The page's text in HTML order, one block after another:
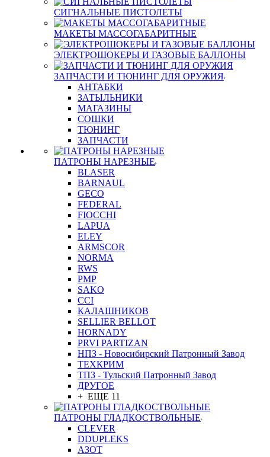
СИГНАЛЬНЫЕ ПИСТОЛЕТЫ
МАКЕТЫ МАССОГАБАРИТНЫЕ
ЭЛЕКТРОШОКЕРЫ И ГАЗОВЫЕ БАЛЛОНЫ
ЗАПЧАСТИ И ТЮНИНГ ДЛЯ ОРУЖИЯ
АНТАБКИ
ЗАТЫЛЬНИКИ
МАГАЗИНЫ
СОШКИ
ТЮНИНГ
ЗАПЧАСТИ
ПАТРОНЫ НАРЕЗНЫЕ
BLASER
BARNAUL
GEСO
FEDERAL
FIOCCHI
LAPUA
ELEY
ARMSCOR
NORMA
RWS
PMP
SAKO
CCI
КАЛАШНИКОВ
SELLIER BELLOT
HORNADY
PRVI PARTIZAN
НПЗ - Новосибирский Патронный Завод
ТЕХКРИМ
ТПЗ - Тульский Патронный Завод
ДРУГОЕ
+ ЕЩЕ 11
ПАТРОНЫ ГЛАДКОСТВОЛЬНЫЕ
CLEVER
DDUPLEKS
АЗОТ